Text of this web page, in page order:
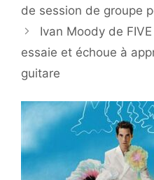
de session de groupe
Ivan Moody de FIVE
essaie et échoue à
guitare